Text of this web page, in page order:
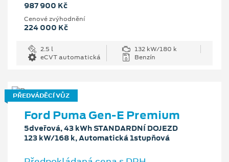
987 900 Kč
Cenové zvýhodnění
224 000 Kč
2.5 l
132 kW/180 k
eCVT automatická
Benzín
PŘEDVÁDĚCÍ VŮZ
Ford Puma Gen-E Premium
5dveřová, 43 kWh STANDARDNÍ DOJEZD
123 kW/168 k, Automatická 1stupňová